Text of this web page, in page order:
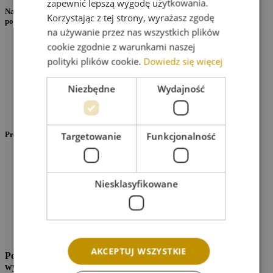
Najczęstsze problemy z jakimi zgłaszają się pacjenci do gabinetu
podologicznego:
problemy ze skórą stóp
brodawki wirusowe,
zrogowacenia (odciski, modzele, nagniotki),
pękające pięty,
infekcje bakteryjne,
infekcje grzybicze,
nadmierna potliwość,
Problemy z płytką paznokciową:
wrastające paznokcie,
paznokcie pogrubione,
paznokcie rurkowate,
rekonstrukcja płytki paznokciowej,
infekcje grzybicze.
Podologia kosmetyczna to zabiegi, które nie są inwazyjne i nie
wymagają wykonania czynności chirurgicznych.
zapewnić lepszą wygodę użytkowania.
Korzystając z tej strony, wyrażasz zgodę
na używanie przez nas wszystkich plików
cookie zgodnie z warunkami naszej
polityki plików cookie. Dowiedz się więcej
Niezbędne Wydajność
Targetowanie Funkcjonalność
Niesklasyfikowane
AKCEPTUJ WSZYSTKIE